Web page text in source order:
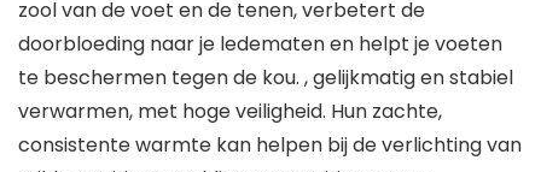
zool van de voet en de tenen, verbetert de
doorbloeding naar je ledematen en helpt je voeten
te beschermen tegen de kou. , gelijkmatig en stabiel
verwarmen, met hoge veiligheid. Hun zachte,
consistente warmte kan helpen bij de verlichting van